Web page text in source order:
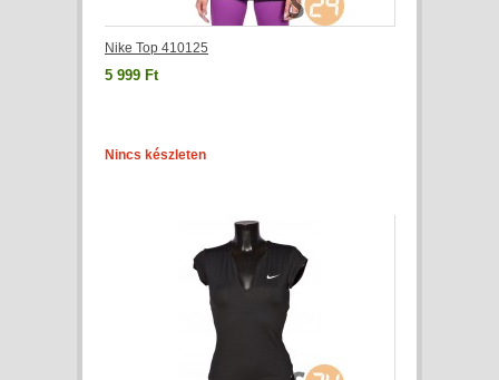
Nike Top 410125
5 999 Ft
Nincs készleten